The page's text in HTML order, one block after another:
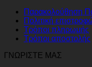
Παρακολούθηση
Πολιτική
Τρόποι πληρωμής
Τρόποι αποστολής
ΓΝΩΡΙΣΤΕ ΜΑΣ